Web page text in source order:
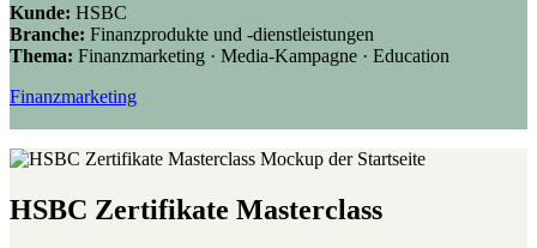
Kunde: HSBC
Branche: Finanzprodukte und -dienstleistungen
Thema: Finanzmarketing · Media-Kampagne · Education
Finanzmarketing
HSBC Zertifikate Masterclass